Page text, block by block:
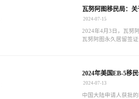
瓦努阿图移民局：
2024-07-15
2024年4月3日，瓦努
瓦努阿图永久居留签
2024年美国EB-5移
径
2024-07-13
中国大陆申请人获批